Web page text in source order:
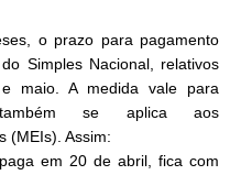
o prazo para pagamento
Simples Nacional, relativos
maio. A medida vale para
se aplica aos
(MEIs). Assim:
em 20 de abril, fica com